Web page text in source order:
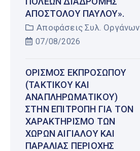
ΑΠΟΣΤΌΛΟΥ ΠΑΎΛΟΥ».
Αποφάσεις Συλ. Οργάνων
07/08/2026
ΟΡΙΣΜΌΣ ΕΚΠΡΟΣΏΠΟΥ
(ΤΑΚΤΙΚΟΎ ΚΑΙ
ΑΝΑΠΛΗΡΩΜΑΤΙΚΟΎ)
ΣΤΗΝ ΕΠΙΤΡΟΠΉ ΓΙΑ ΤΟΝ
ΧΑΡΑΚΤΗΡΙΣΜΌ ΤΩΝ
ΧΏΡΩΝ ΑΙΓΙΑΛΟΎ ΚΑΙ
ΠΑΡΑΛΊΑΣ ΠΕΡΙΟΧΉΣ